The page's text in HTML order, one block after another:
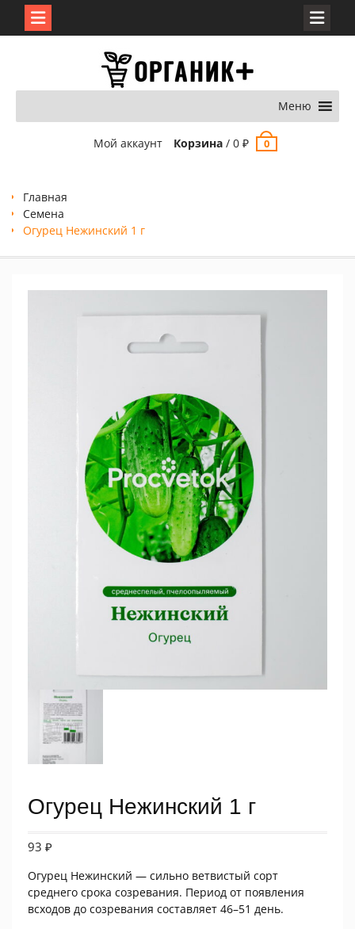
Меню
Мой аккаунт Корзина/ 0 ₽ 0
Главная
Семена
Огурец Нежинский 1 г
Огурец Нежинский 1 г
93 ₽
Огурец Нежинский — сильно ветвистый сорт
среднего срока созревания. Период от появления
всходов до созревания составляет 46–51 день.